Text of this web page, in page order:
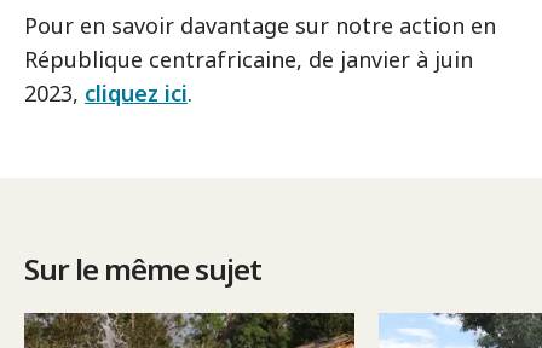
Pour en savoir davantage sur notre action en
République centrafricaine, de janvier à juin
2023, cliquez ici.
Sur le même sujet